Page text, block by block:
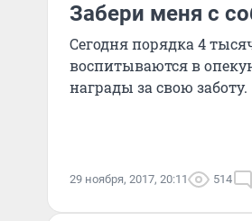
Забери меня с
Сегодня порядка 4
воспитываются в
награды за свою заботу.
29 ноября, 2017, 20:11 514